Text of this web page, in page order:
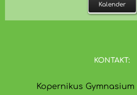
Kalender
KONTAKT:
Kopernikus